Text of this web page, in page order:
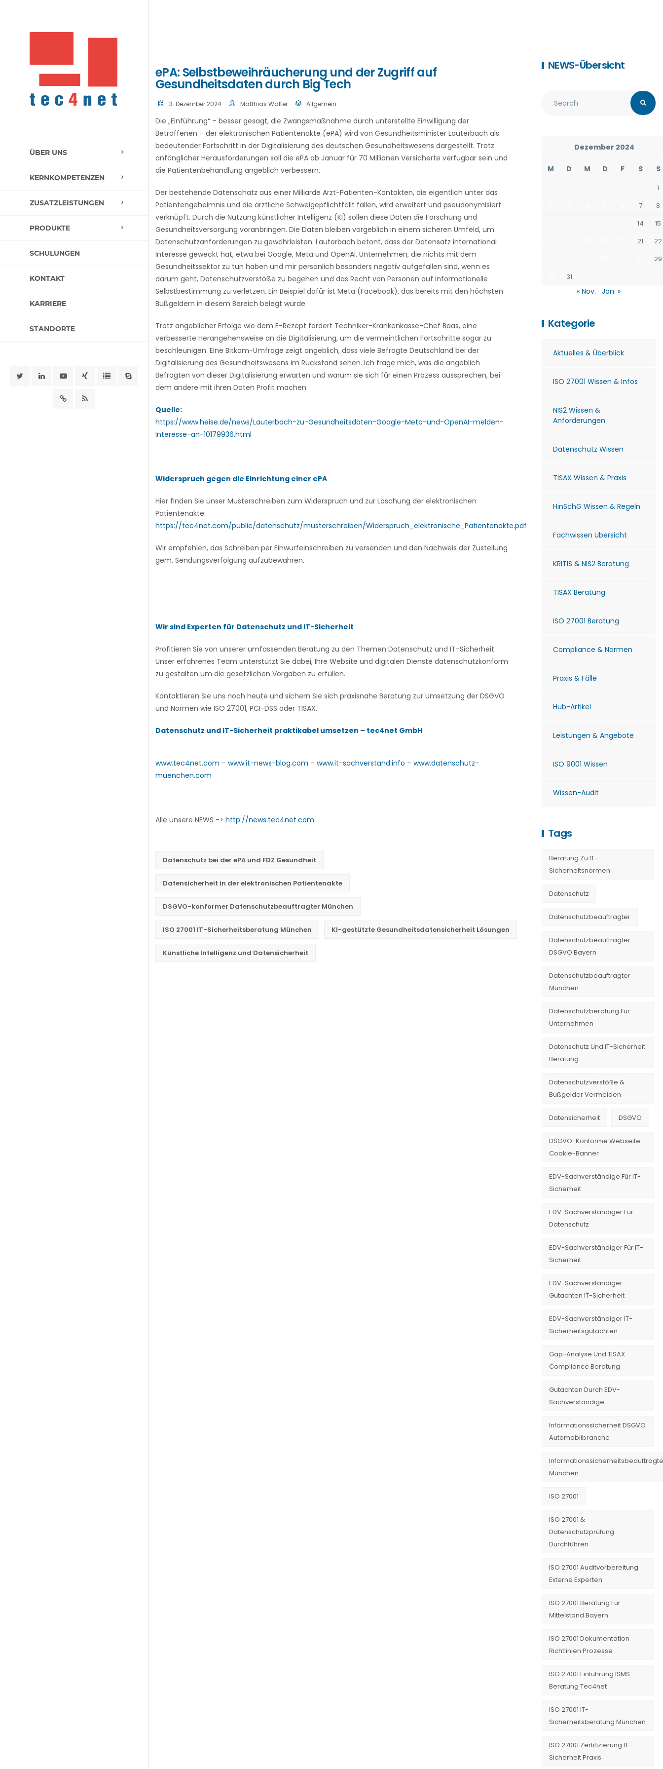
ÜBER UNS
KERNKOMPETENZEN
ZUSATZLEISTUNGEN
PRODUKTE
SCHULUNGEN
KONTAKT
KARRIERE
STANDORTE
ePA: Selbstbeweihräucherung und der Zugriff auf
Gesundheitsdaten durch Big Tech
3. Dezember 2024 Matthias Walter Allgemein
Die „Einführung“ – besser gesagt, die Zwangsmaßnahme durch unterstellte Einwilligung der
Betroffenen – der elektronischen Patientenakte (ePA) wird von Gesundheitsminister Lauterbach als
bedeutender Fortschritt in der Digitalisierung des deutschen Gesundheitswesens dargestellt. Trotz
anfänglicher Herausforderungen soll die ePA ab Januar für 70 Millionen Versicherte verfügbar sein und
die Patientenbehandlung angeblich verbessern.
Der bestehende Datenschatz aus einer Milliarde Arzt-Patienten-Kontakten, die eigentlich unter das
Patientengeheimnis und die ärztliche Schweigepflichtfällt fallen, wird erweitert und pseudonymisiert
verknüpft. Durch die Nutzung künstlicher Intelligenz (KI) sollen diese Daten die Forschung und
Gesundheitsversorgung voranbringen. Die Daten bleiben vorgeblich in einem sicheren Umfeld, um
Datenschutzanforderungen zu gewährleisten. Lauterbach betont, dass der Datensatz international
Interesse geweckt hat, etwa bei Google, Meta und OpenAI. Unternehmen, die nichts mit dem
Gesundheitssektor zu tun haben und mir persönlich besonders negativ aufgefallen sind, wenn es
darum geht, Datenschutzverstöße zu begehen und das Recht von Personen auf informationelle
Selbstbestimmung zu verletzen. Ein Beispiel dafür ist Meta (Facebook), das bereits mit den höchsten
Bußgeldern in diesem Bereich belegt wurde.
Trotz angeblicher Erfolge wie dem E-Rezept fordert Techniker-Krankenkasse-Chef Baas, eine
verbesserte Herangehensweise an die Digitalisierung, um die vermeintlichen Fortschritte sogar zu
beschleunigen. Eine Bitkom-Umfrage zeigt angeblich, dass viele Befragte Deutschland bei der
Digitalisierung des Gesundheitswesens im Rückstand sehen. Ich frage mich, was die angeblich
Befragten von dieser Digitalisierung erwarten und warum sie sich für einen Prozess aussprechen, bei
dem andere mit ihren Daten Profit machen.
Quelle:
https://www.heise.de/news/Lauterbach-zu-Gesundheitsdaten-Google-Meta-und-OpenAI-melden-
Interesse-an-10179936.html
Widerspruch gegen die Einrichtung einer ePA
Hier finden Sie unser Musterschreiben zum Widerspruch und zur Löschung der elektronischen
Patientenakte:
https://tec4net.com/public/datenschutz/musterschreiben/Widerspruch_elektronische_Patientenakte.pdf
Wir empfehlen, das Schreiben per Einwurfeinschreiben zu versenden und den Nachweis der Zustellung
gem. Sendungsverfolgung aufzubewahren.
Wir sind Experten für Datenschutz und IT-Sicherheit
Profitieren Sie von unserer umfassenden Beratung zu den Themen Datenschutz und IT-Sicherheit.
Unser erfahrenes Team unterstützt Sie dabei, Ihre Website und digitalen Dienste datenschutzkonform
zu gestalten um die gesetzlichen Vorgaben zu erfüllen.
Kontaktieren Sie uns noch heute und sichern Sie sich praxisnahe Beratung zur Umsetzung der DSGVO
und Normen wie ISO 27001, PCI-DSS oder TISAX.
Datenschutz und IT-Sicherheit praktikabel umsetzen – tec4net GmbH
www.tec4net.com – www.it-news-blog.com – www.it-sachverstand.info – www.datenschutz-
muenchen.com
Alle unsere NEWS -> http://news.tec4net.com
Datenschutz bei der ePA und FDZ Gesundheit
Datensicherheit in der elektronischen Patientenakte
DSGVO-konformer Datenschutzbeauftragter München
ISO 27001 IT-Sicherheitsberatung München KI-gestützte Gesundheitsdatensicherheit Lösungen
Künstliche Intelligenz und Datensicherheit
NEWS-Übersicht
Dezember 2024
M D M D F S S
1
7
8
14
15
21
22
29
31
« Nov. Jan. »
Kategorie
Aktuelles & Überblick
ISO 27001 Wissen & Infos
NIS2 Wissen &
Anforderungen
Datenschutz Wissen
TISAX Wissen & Praxis
HinSchG Wissen & Regeln
Fachwissen Übersicht
KRITIS & NIS2 Beratung
TISAX Beratung
ISO 27001 Beratung
Compliance & Normen
Praxis & Fälle
Hub-Artikel
Leistungen & Angebote
ISO 9001 Wissen
Wissen-Audit
Tags
Beratung Zu IT-
Sicherheitsnormen
Datenschutz
Datenschutzbeauftragter
Datenschutzbeauftragter
DSGVO Bayern
Datenschutzbeauftragter
München
Datenschutzberatung Für
Unternehmen
Datenschutz Und IT-Sicherheit
Beratung
Datenschutzverstöße &
Bußgelder Vermeiden
Datensicherheit DSGVO
DSGVO-Konforme Webseite
Cookie-Banner
EDV-Sachverständige Für IT-
Sicherheit
EDV-Sachverständiger Für
Datenschutz
EDV-Sachverständiger Für IT-
Sicherheit
EDV-Sachverständiger
Gutachten IT-Sicherheit
EDV-Sachverständiger IT-
Sicherheitsgutachten
Gap-Analyse Und TISAX
Compliance Beratung
Gutachten Durch EDV-
Sachverständige
Informationssicherheit DSGVO
Automobilbranche
München
ISO 27001
ISO 27001 &
Datenschutzprüfung
Durchführen
ISO 27001 Auditvorbereitung
Externe Experten
ISO 27001 Beratung Für
Mittelstand Bayern
ISO 27001 Dokumentation
Richtlinien Prozesse
ISO 27001 Einführung ISMS
Beratung Tec4net
ISO 27001 IT-
Sicherheitsberatung München
ISO 27001 Zertifizierung IT-
Sicherheit Praxis